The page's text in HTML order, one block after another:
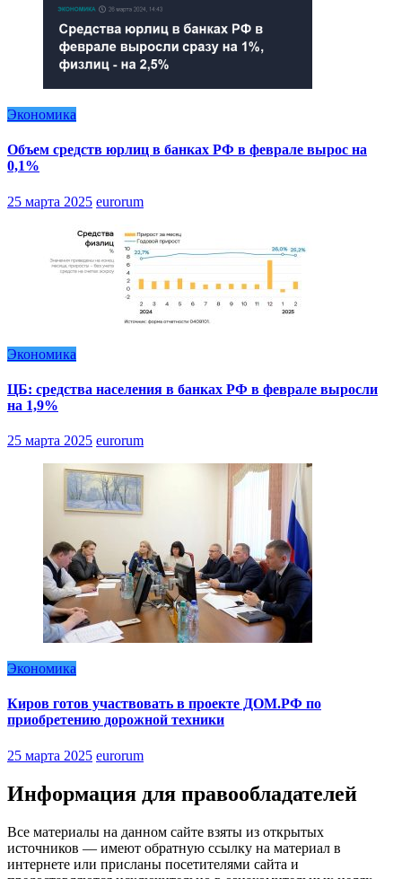
Экономика
Объем средств юрлиц в банках РФ в феврале вырос на
0,1%
25 марта 2025 eurorum
Экономика
ЦБ: средства населения в банках РФ в феврале выросли
на 1,9%
25 марта 2025 eurorum
Экономика
Киров готов участвовать в проекте ДОМ.РФ по
приобретению дорожной техники
25 марта 2025 eurorum
Информация для правообладателей
Все материалы на данном сайте взяты из открытых
источников — имеют обратную ссылку на материал в
интернете или присланы посетителями сайта и